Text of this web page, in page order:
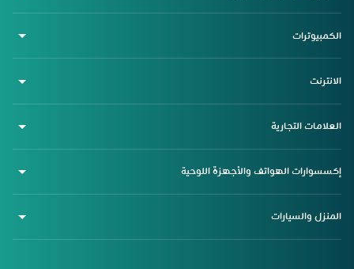
الكمبيوترات
الانترنت
العلامات التجارية
إكسسوارات الهواتف والأجهزة اللوحية
المنزل والسيارات